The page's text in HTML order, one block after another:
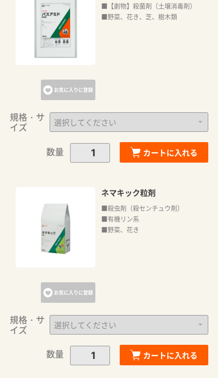
お気に入りに登録
■【劇物】殺菌剤（土壌消毒剤）
■野菜、花き、芝、樹木類
規格・サ
イズ
数量
カートに入れる
お気に入りに登録
ネマキック粒剤
■殺虫剤（殺センチュウ剤）
■有機リン系
■野菜、花き
規格・サ
イズ
数量
カートに入れる
カートに追加しました。